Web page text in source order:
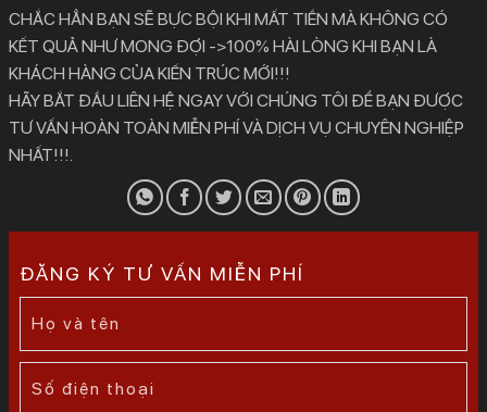
CHẮC HẲN BẠN SẼ BỰC BỘI KHI MẤT TIỀN MÀ KHÔNG CÓ
KẾT QUẢ NHƯ MONG ĐỢI ->100% HÀI LÒNG KHI BẠN LÀ
KHÁCH HÀNG CỦA KIẾN TRÚC MỚI!!!
HÃY BẮT ĐẦU LIÊN HỆ NGAY VỚI CHÚNG TÔI ĐỂ BẠN ĐƯỢC
TƯ VẤN HOÀN TOÀN MIỄN PHÍ VÀ DỊCH VỤ CHUYÊN NGHIỆP
NHẤT!!!.
ĐĂNG KÝ TƯ VẤN MIỄN PHÍ